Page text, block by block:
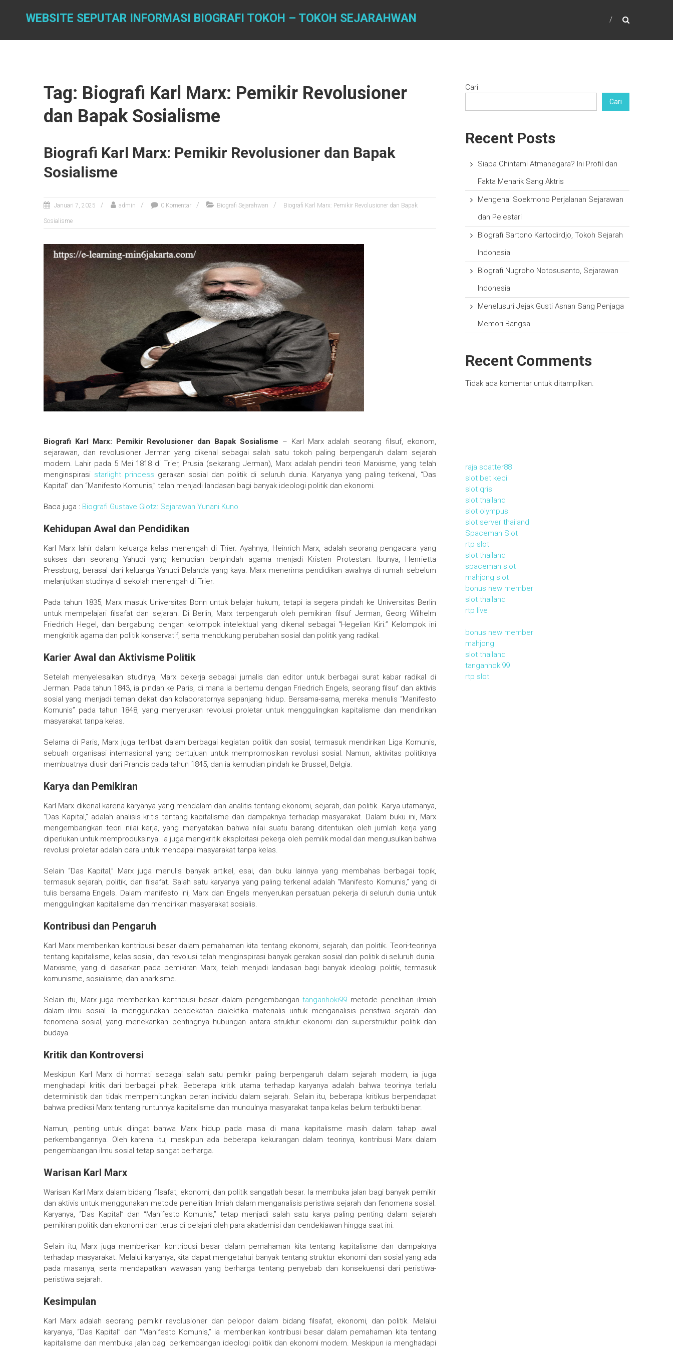
WEBSITE SEPUTAR INFORMASI BIOGRAFI TOKOH – TOKOH SEJARAHWAN
Tag: Biografi Karl Marx: Pemikir Revolusioner
dan Bapak Sosialisme
Biografi Karl Marx: Pemikir Revolusioner dan Bapak
Sosialisme
Januari 7, 2025 admin 0 Komentar Biografi Sejarahwan Biografi Karl Marx: Pemikir Revolusioner dan Bapak
Sosialisme
Biografi Karl Marx: Pemikir Revolusioner dan Bapak Sosialisme – Karl Marx adalah seorang filsuf, ekonom,
sejarawan, dan revolusioner Jerman yang dikenal sebagai salah satu tokoh paling berpengaruh dalam sejarah
modern. Lahir pada 5 Mei 1818 di Trier, Prusia (sekarang Jerman), Marx adalah pendiri teori Marxisme, yang telah
menginspirasi starlight princess gerakan sosial dan politik di seluruh dunia. Karyanya yang paling terkenal, “Das
Kapital” dan “Manifesto Komunis,” telah menjadi landasan bagi banyak ideologi politik dan ekonomi.
Baca juga : Biografi Gustave Glotz: Sejarawan Yunani Kuno
Kehidupan Awal dan Pendidikan
Karl Marx lahir dalam keluarga kelas menengah di Trier. Ayahnya, Heinrich Marx, adalah seorang pengacara yang
sukses dan seorang Yahudi yang kemudian berpindah agama menjadi Kristen Protestan. Ibunya, Henrietta
Pressburg, berasal dari keluarga Yahudi Belanda yang kaya. Marx menerima pendidikan awalnya di rumah sebelum
melanjutkan studinya di sekolah menengah di Trier.
Pada tahun 1835, Marx masuk Universitas Bonn untuk belajar hukum, tetapi ia segera pindah ke Universitas Berlin
untuk mempelajari filsafat dan sejarah. Di Berlin, Marx terpengaruh oleh pemikiran filsuf Jerman, Georg Wilhelm
Friedrich Hegel, dan bergabung dengan kelompok intelektual yang dikenal sebagai “Hegelian Kiri.” Kelompok ini
mengkritik agama dan politik konservatif, serta mendukung perubahan sosial dan politik yang radikal.
Karier Awal dan Aktivisme Politik
Setelah menyelesaikan studinya, Marx bekerja sebagai jurnalis dan editor untuk berbagai surat kabar radikal di
Jerman. Pada tahun 1843, ia pindah ke Paris, di mana ia bertemu dengan Friedrich Engels, seorang filsuf dan aktivis
sosial yang menjadi teman dekat dan kolaboratornya sepanjang hidup. Bersama-sama, mereka menulis “Manifesto
Komunis” pada tahun 1848, yang menyerukan revolusi proletar untuk menggulingkan kapitalisme dan mendirikan
masyarakat tanpa kelas.
Selama di Paris, Marx juga terlibat dalam berbagai kegiatan politik dan sosial, termasuk mendirikan Liga Komunis,
sebuah organisasi internasional yang bertujuan untuk mempromosikan revolusi sosial. Namun, aktivitas politiknya
membuatnya diusir dari Prancis pada tahun 1845, dan ia kemudian pindah ke Brussel, Belgia.
Karya dan Pemikiran
Karl Marx dikenal karena karyanya yang mendalam dan analitis tentang ekonomi, sejarah, dan politik. Karya utamanya,
“Das Kapital,” adalah analisis kritis tentang kapitalisme dan dampaknya terhadap masyarakat. Dalam buku ini, Marx
mengembangkan teori nilai kerja, yang menyatakan bahwa nilai suatu barang ditentukan oleh jumlah kerja yang
diperlukan untuk memproduksinya. Ia juga mengkritik eksploitasi pekerja oleh pemilik modal dan mengusulkan bahwa
revolusi proletar adalah cara untuk mencapai masyarakat tanpa kelas.
Selain “Das Kapital,” Marx juga menulis banyak artikel, esai, dan buku lainnya yang membahas berbagai topik,
termasuk sejarah, politik, dan filsafat. Salah satu karyanya yang paling terkenal adalah “Manifesto Komunis,” yang di
tulis bersama Engels. Dalam manifesto ini, Marx dan Engels menyerukan persatuan pekerja di seluruh dunia untuk
menggulingkan kapitalisme dan mendirikan masyarakat sosialis.
Kontribusi dan Pengaruh
Karl Marx memberikan kontribusi besar dalam pemahaman kita tentang ekonomi, sejarah, dan politik. Teori-teorinya
tentang kapitalisme, kelas sosial, dan revolusi telah menginspirasi banyak gerakan sosial dan politik di seluruh dunia.
Marxisme, yang di dasarkan pada pemikiran Marx, telah menjadi landasan bagi banyak ideologi politik, termasuk
komunisme, sosialisme, dan anarkisme.
Selain itu, Marx juga memberikan kontribusi besar dalam pengembangantanganhoki99 metode penelitian ilmiah
dalam ilmu sosial. Ia menggunakan pendekatan dialektika materialis untuk menganalisis peristiwa sejarah dan
fenomena sosial, yang menekankan pentingnya hubungan antara struktur ekonomi dan superstruktur politik dan
budaya.
Kritik dan Kontroversi
Meskipun Karl Marx di hormati sebagai salah satu pemikir paling berpengaruh dalam sejarah modern, ia juga
menghadapi kritik dari berbagai pihak. Beberapa kritik utama terhadap karyanya adalah bahwa teorinya terlalu
deterministik dan tidak memperhitungkan peran individu dalam sejarah. Selain itu, beberapa kritikus berpendapat
bahwa prediksi Marx tentang runtuhnya kapitalisme dan munculnya masyarakat tanpa kelas belum terbukti benar.
Namun, penting untuk diingat bahwa Marx hidup pada masa di mana kapitalisme masih dalam tahap awal
perkembangannya. Oleh karena itu, meskipun ada beberapa kekurangan dalam teorinya, kontribusi Marx dalam
pengembangan ilmu sosial tetap sangat berharga.
Warisan Karl Marx
Warisan Karl Marx dalam bidang filsafat, ekonomi, dan politik sangatlah besar. Ia membuka jalan bagi banyak pemikir
dan aktivis untuk menggunakan metode penelitian ilmiah dalam menganalisis peristiwa sejarah dan fenomena sosial.
Karyanya, “Das Kapital” dan “Manifesto Komunis,” tetap menjadi salah satu karya paling penting dalam sejarah
pemikiran politik dan ekonomi dan terus di pelajari oleh para akademisi dan cendekiawan hingga saat ini.
Selain itu, Marx juga memberikan kontribusi besar dalam pemahaman kita tentang kapitalisme dan dampaknya
terhadap masyarakat. Melalui karyanya, kita dapat mengetahui banyak tentang struktur ekonomi dan sosial yang ada
pada masanya, serta mendapatkan wawasan yang berharga tentang penyebab dan konsekuensi dari peristiwa-
peristiwa sejarah.
Kesimpulan
Karl Marx adalah seorang pemikir revolusioner dan pelopor dalam bidang filsafat, ekonomi, dan politik. Melalui
karyanya, “Das Kapital” dan “Manifesto Komunis,” ia memberikan kontribusi besar dalam pemahaman kita tentang
kapitalisme dan membuka jalan bagi perkembangan ideologi politik dan ekonomi modern. Meskipun ia menghadapi
Cari
Cari
Recent Posts
Siapa Chintami Atmanegara? Ini Profil dan
Fakta Menarik Sang Aktris
Mengenal Soekmono Perjalanan Sejarawan
dan Pelestari
Biografi Sartono Kartodirdjo, Tokoh Sejarah
Indonesia
Biografi Nugroho Notosusanto, Sejarawan
Indonesia
Menelusuri Jejak Gusti Asnan Sang Penjaga
Memori Bangsa
Recent Comments
Tidak ada komentar untuk ditampilkan.
raja scatter88
slot bet kecil
slot qris
slot thailand
slot olympus
slot server thailand
Spaceman Slot
rtp slot
slot thailand
spaceman slot
mahjong slot
bonus new member
slot thailand
rtp live
bonus new member
mahjong
slot thailand
tanganhoki99
rtp slot